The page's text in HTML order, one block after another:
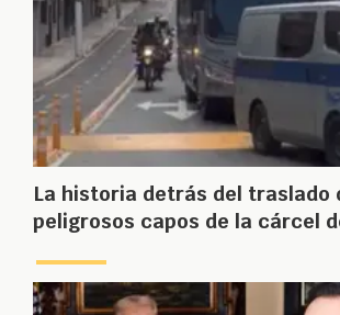
La historia detrás del traslado
peligrosos capos de la cárcel